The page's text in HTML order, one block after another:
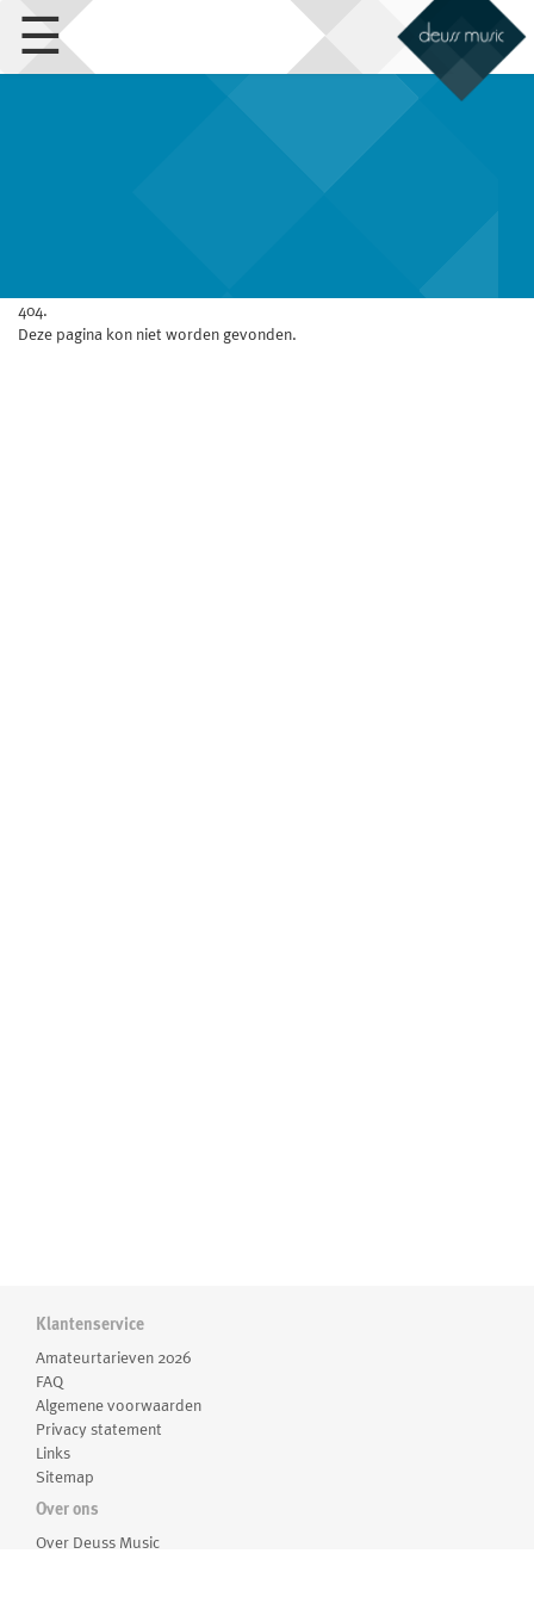
☰
404.
Deze pagina kon niet worden gevonden.
Klantenservice
Amateurtarieven 2026
FAQ
Algemene voorwaarden
Privacy statement
Links
Sitemap
Over ons
Over Deuss Music